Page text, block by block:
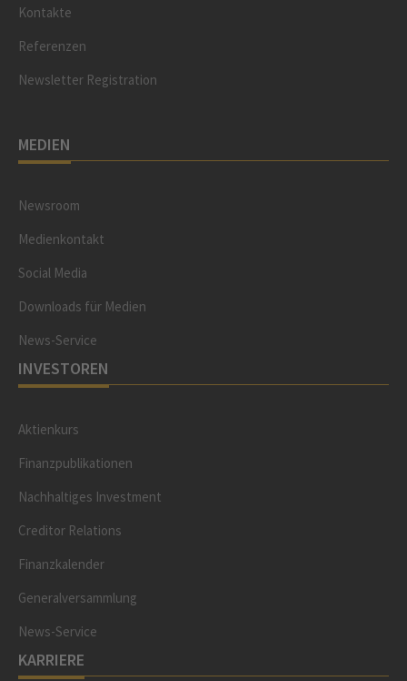
Kontakte
Referenzen
Newsletter Registration
MEDIEN
Newsroom
Medienkontakt
Social Media
Downloads für Medien
News-Service
INVESTOREN
Aktienkurs
Finanzpublikationen
Nachhaltiges Investment
Creditor Relations
Finanzkalender
Generalversammlung
News-Service
KARRIERE